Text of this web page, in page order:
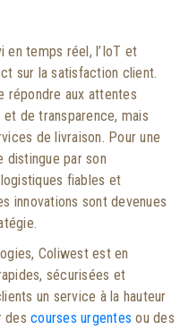
en temps réel, l’IoT et
sur la satisfaction client.
répondre aux attentes
de transparence, mais
de livraison. Pour une
distingue par son
fiables et
innovations sont devenues
Coliwest est en
sécurisées et
un service à la hauteur
des courses urgentes ou des